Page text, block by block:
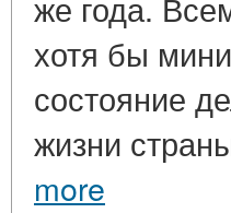
хотя бы
состояние
жизни
more